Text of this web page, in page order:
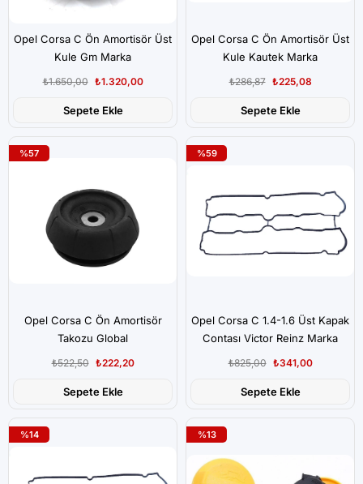
Opel Corsa C Ön Amortisör Üst
Kule Gm Marka
₺1.320,00
₺1.650,00
Sepete Ekle
Opel Corsa C Ön Amortisör Üst
Kule Kautek Marka
₺225,08
₺286,87
Sepete Ekle
Opel Corsa C Ön Amortisör
Takozu Global
₺222,20
₺522,50
Sepete Ekle
%57
Opel Corsa C 1.4-1.6 Üst Kapak
Contası Victor Reinz Marka
₺341,00
₺825,00
Sepete Ekle
%59
%14 %13